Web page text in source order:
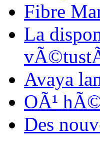
Fibre
La
Avaya
OÃ¹
Des